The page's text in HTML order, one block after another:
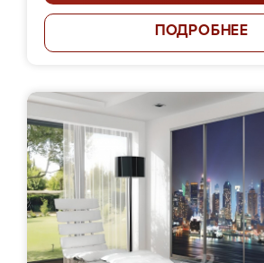
ПОДРОБНЕЕ